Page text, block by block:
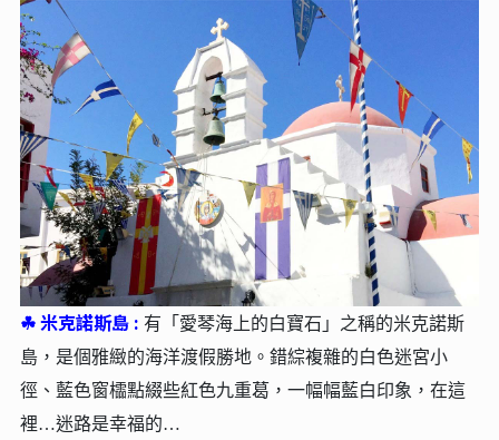
☘︎米克諾斯島 : 有「愛琴海上的白寶石」之稱的米克諾斯
島，是個雅緻的海洋渡假勝地。錯綜複雜的白色迷宮小
徑、藍色窗櫺點綴些紅色九重葛，一幅幅藍白印象，在這
裡…迷路是幸福的…